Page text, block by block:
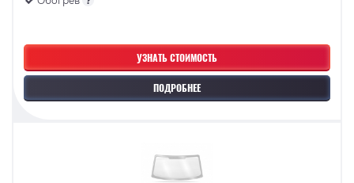
УЗНАТЬ СТОИМОСТЬ
ПОДРОБНЕЕ